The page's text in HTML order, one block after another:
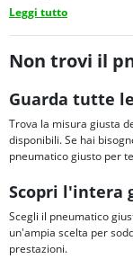
Leggi tutto
Non trovi il
Guarda tutte
Trova la misura giusta
disponibili. Se hai
pneumatico giusto per
Scopri l'intera
Scegli il pneumatico
un'ampia scelta per
prestazioni.